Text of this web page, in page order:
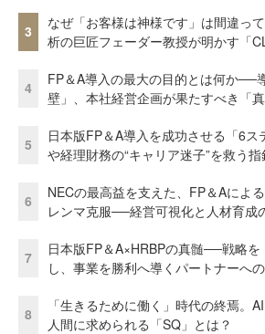
3
なぜ「お客様は神様です」は間違っ
析の巨匠フェーダー教授が明かす「
4
FP＆A導入の最大の目的とは何か──
壁」、本社経営企画が果たすべき「
5
日本版FP＆A導入を成功させる「6
や経理財務の“キャリア迷子”を救う指
6
NECの最高益を支えた、FP＆Aによ
レンマ克服──経営可視化と人材育成
7
日本版FP＆A×HRBPの真髄──戦略を
し、事業を勝利へ導くパートナーへ
8
「生きるために働く」時代の終焉。
人間に求められる「SQ」とは？